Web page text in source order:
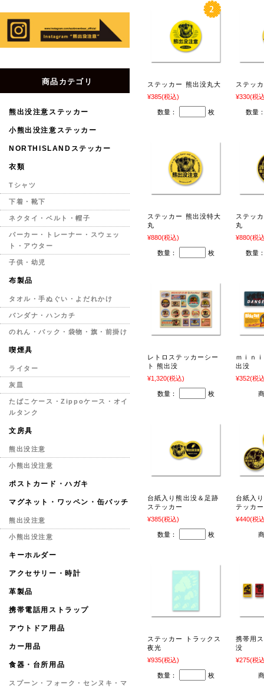
ステッカー 熊出没丸大
¥385(税込)
数量： 枚
ステッ
¥330(税
数量
ステッカー 熊出没特大
丸
¥880(税込)
数量： 枚
ステッ
丸
¥880(税
数量
レトロステッカーシー
ト 熊出没
¥1,320(税込)
数量： 枚
ｍｉｎ
出没
¥352(税
台紙入り熊出没＆足跡
ステッカー
¥385(税込)
数量： 枚
台紙入
テッカー
¥440(税
ステッカー トラックス
夜光
¥935(税込)
数量： 枚
携帯用
没
¥275(税
商品カテゴリ
熊出没注意ステッカー
小熊出没注意ステッカー
NORTHISLANDステッカー
衣類
Tシャツ
下着・靴下
ネクタイ・ベルト・帽子
パーカー・トレーナー・スウェッ
ト・アウター
子供・幼児
布製品
タオル・手ぬぐい・よだれかけ
バンダナ・ハンカチ
のれん・バック・袋物・旗・前掛け
喫煙具
ライター
灰皿
たばこケース・Zippoケース・オイ
ルタンク
文房具
熊出没注意
小熊出没注意
ポストカード・ハガキ
マグネット・ワッペン・缶バッチ
熊出没注意
小熊出没注意
キーホルダー
アクセサリー・時計
革製品
携帯電話用ストラップ
アウトドア用品
カー用品
食器・台所用品
スプーン・フォーク・センヌキ・マ